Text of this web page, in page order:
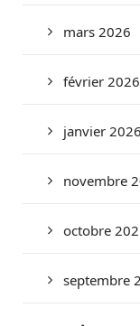
mars 2026
février 2026
janvier 2026
novembre
octobre
septembre